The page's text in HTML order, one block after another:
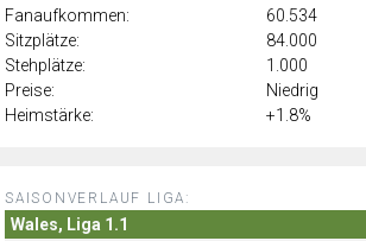
Fanaufkommen:
60.534
Sitzplätze:
84.000
Stehplätze:
1.000
Preise:
Niedrig
Heimstärke:
+1.8%
SAISONVERLAUF LIGA:
Wales, Liga 1.1